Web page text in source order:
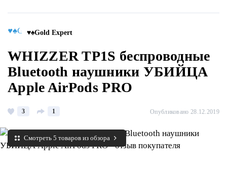
♥♠Gold Expert
WHIZZER TP1S беспроводные
Bluetooth наушники УБИЙЦА
Apple AirPods PRO
3 1 Опубликовано 28.12.2019
Смотреть 5 товаров из обзора